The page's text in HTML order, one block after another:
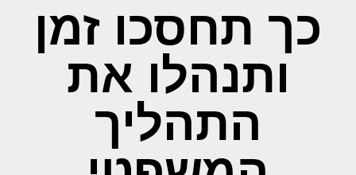
כך תחסכו זמן
ותנהלו את
התהליך